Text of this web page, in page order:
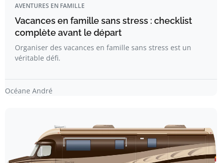
AVENTURES EN FAMILLE
Vacances en famille sans stress : checklist
complète avant le départ​
Organiser des vacances en famille sans stress est un
véritable défi.
Océane André